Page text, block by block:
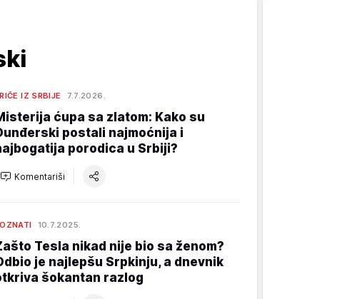
IZ SRBIJE 7.7.2026.
ćupa sa zlatom: Kako su
postali najmoćnija i
porodica u Srbiji?
Komentariši
10.7.2025.
Tesla nikad nije bio sa ženom?
je najlepšu Srpkinju, a dnevnik
šokantan razlog